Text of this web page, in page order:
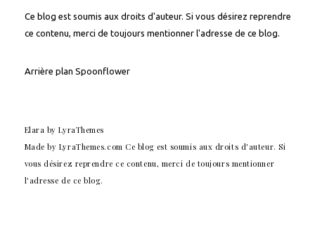
Ce blog est soumis aux droits d'auteur. Si vous désirez reprendre
ce contenu, merci de toujours mentionner l'adresse de ce blog.
Arrière plan Spoonflower
Elara by LyraThemes
Made by LyraThemes.com Ce blog est soumis aux droits d'auteur. Si
vous désirez reprendre ce contenu, merci de toujours mentionner
l'adresse de ce blog.